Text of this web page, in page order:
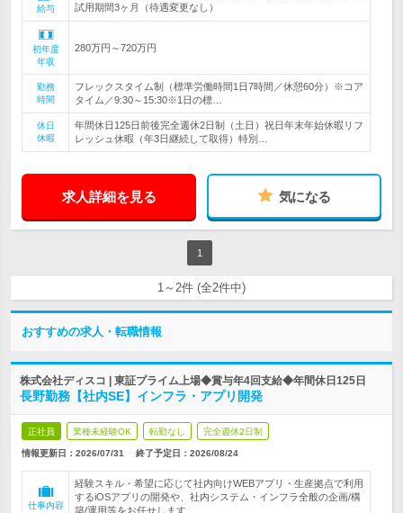
給与
試用期間3ヶ月（待遇変更なし）
初年度
年収
280万円～720万円
勤務
時間
フレックスタイム制（標準労働時間1日7時間／休憩60分）※コア
タイム／9:30～15:30※1日の標…
休日
休暇
年間休日125日前後完全週休2日制（土日）祝日年末年始休暇リフ
レッシュ休暇（年3日継続して取得）特別…
求人詳細を見る 気になる
1
1～2件 (全2件中)
おすすめの求人・転職情報
株式会社ディスコ | 東証プライム上場◆賞与年4回支給◆年間休日125日
長野勤務【社内SE】インフラ・アプリ開発
正社員 業種未経験OK 転勤なし 完全週休2日制
情報更新日：2026/07/31 終了予定日： 2026/08/24
仕事内容
経験スキル・希望に応じて社内向けWEBアプリ・生産拠点で利用
するiOSアプリの開発や、社内システム・インフラ全般の企画/構
築/運用等をお任せします。